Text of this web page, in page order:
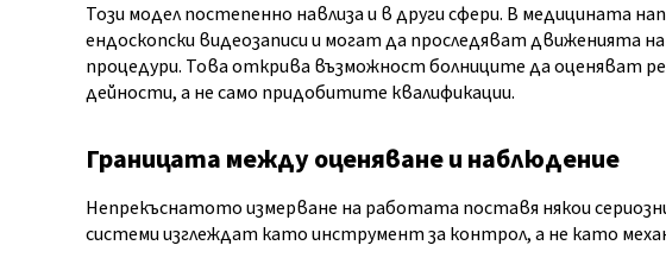
Този модел постепенно навлиза и в други сфери. В медицината
ендоскопски видеозаписи и могат да проследяват движенията
процедури. Това открива възможност болниците да оценяват
дейности, а не само придобитите квалификации.
Границата между оценяване и наблюдение
Непрекъснатото измерване на работата поставя някои
системи изглеждат като инструмент за контрол, а не като